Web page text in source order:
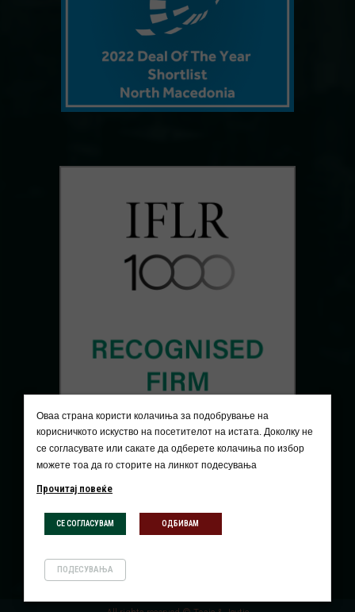
Оваа страна користи колачиња за подобрување на
корисничкото искуство на посетителот на истата. Доколку не
се согласувате или сакате да одберете колачиња по избор
можете тоа да го сторите на линкот подесувања
Прочитај повеќе
СЕ СОГЛАСУВАМ ОДБИВАМ
ПОДЕСУВАЊА